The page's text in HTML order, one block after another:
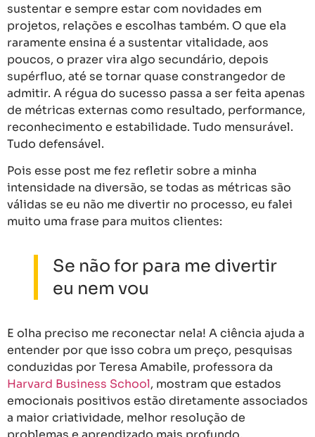
sustentar e sempre estar com novidades em
projetos, relações e escolhas também. O que ela
raramente ensina é a sustentar vitalidade, aos
poucos, o prazer vira algo secundário, depois
supérfluo, até se tornar quase constrangedor de
admitir. A régua do sucesso passa a ser feita apenas
de métricas externas como resultado, performance,
reconhecimento e estabilidade. Tudo mensurável.
Tudo defensável.
Pois esse post me fez refletir sobre a minha
intensidade na diversão, se todas as métricas são
válidas se eu não me divertir no processo, eu falei
muito uma frase para muitos clientes:
Se não for para me divertir
eu nem vou
E olha preciso me reconectar nela! A ciência ajuda a
entender por que isso cobra um preço, pesquisas
conduzidas por Teresa Amabile, professora da
Harvard Business School, mostram que estados
emocionais positivos estão diretamente associados
a maior criatividade, melhor resolução de